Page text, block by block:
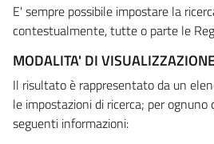
E' sempre possibile impostare la
contestualmente, tutte o parte le
MODALITA' DI
Il risultato è rappresentato da un
le impostazioni di ricerca; per
seguenti informazioni: